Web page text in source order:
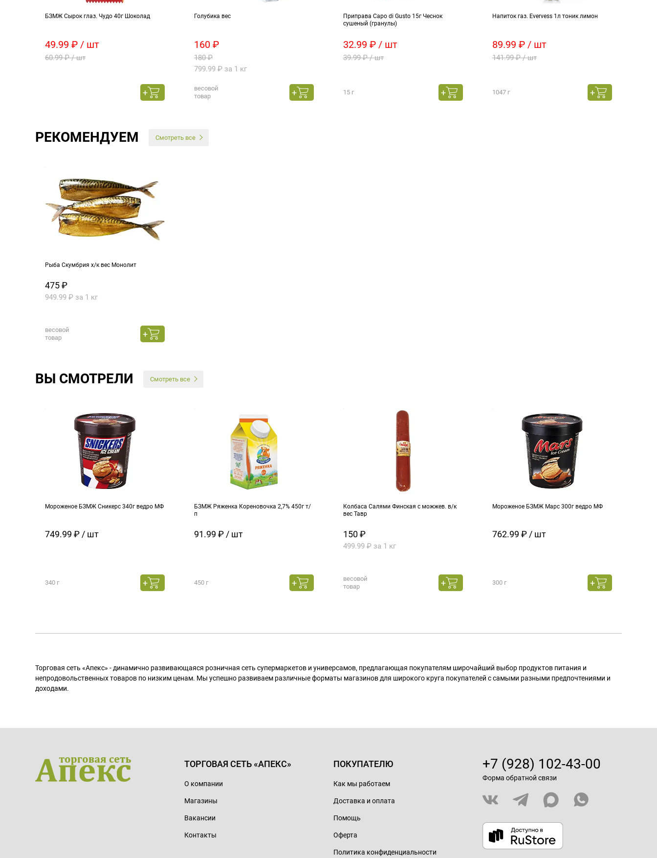
БЗМЖ Сырок глаз. Чудо 40г Шоколад
49.99 ₽ / шт
60.99 ₽ / шт
Голубика вес
160 ₽
180 ₽
799.99 ₽ за 1 кг
весовой
товар
Приправа Capo di Gusto 15г Чеснок
сушеный (гранулы)
32.99 ₽ / шт
39.99 ₽ / шт
15 г
Напиток газ. Evervess 1л тоник лимон
89.99 ₽ / шт
141.99 ₽ / шт
1047 г
РЕКОМЕНДУЕМ Смотреть все
Рыба Скумбрия х/к вес Монолит
475 ₽
949.99 ₽ за 1 кг
весовой
товар
ВЫ СМОТРЕЛИ Смотреть все
Мороженое БЗМЖ Сникерс 340г ведро МФ
749.99 ₽ / шт
340 г
БЗМЖ Ряженка Кореновочка 2,7% 450г т/
п
91.99 ₽ / шт
450 г
Колбаса Салями Финская с можжев. в/к
вес Тавр
150 ₽
499.99 ₽ за 1 кг
весовой
товар
Мороженое БЗМЖ Марс 300г ведро МФ
762.99 ₽ / шт
300 г
Торговая сеть «Апекс» - динамично развивающаяся розничная сеть супермаркетов и универсамов, предлагающая покупателям широчайший выбор продуктов питания и
непродовольственных товаров по низким ценам. Мы успешно развиваем различные форматы магазинов для широкого круга покупателей с самыми разными предпочтениями и
доходами.
ТОРГОВАЯ СЕТЬ «АПЕКС»
О компании
Магазины
Вакансии
Контакты
ПОКУПАТЕЛЮ
Как мы работаем
Доставка и оплата
Помощь
Оферта
Политика конфиденциальности
+7 (928) 102-43-00
Форма обратной связи